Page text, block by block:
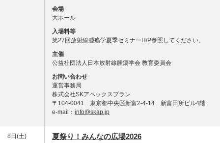
会場
大ホール
入場料等
第27回放射線腫瘍学夏季セミナーH/P参照してください。
主催
公益社団法人日本放射線腫瘍学会 教育委員会
お問い合わせ
運営事務局
株式会社SKアペックスプラン
〒104-0041 東京都中央区新富2-4-14 新富田所ビル4階
e-mail： info@skap.jp
8日(土) 夏祭り！みんなの広場2026